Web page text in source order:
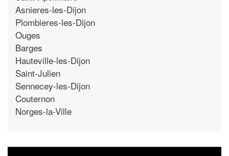
Asnieres-les-Dijon
Plombieres-les-Dijon
Ouges
Barges
Hauteville-les-Dijon
Saint-Julien
Sennecey-les-Dijon
Couternon
Norges-la-Ville